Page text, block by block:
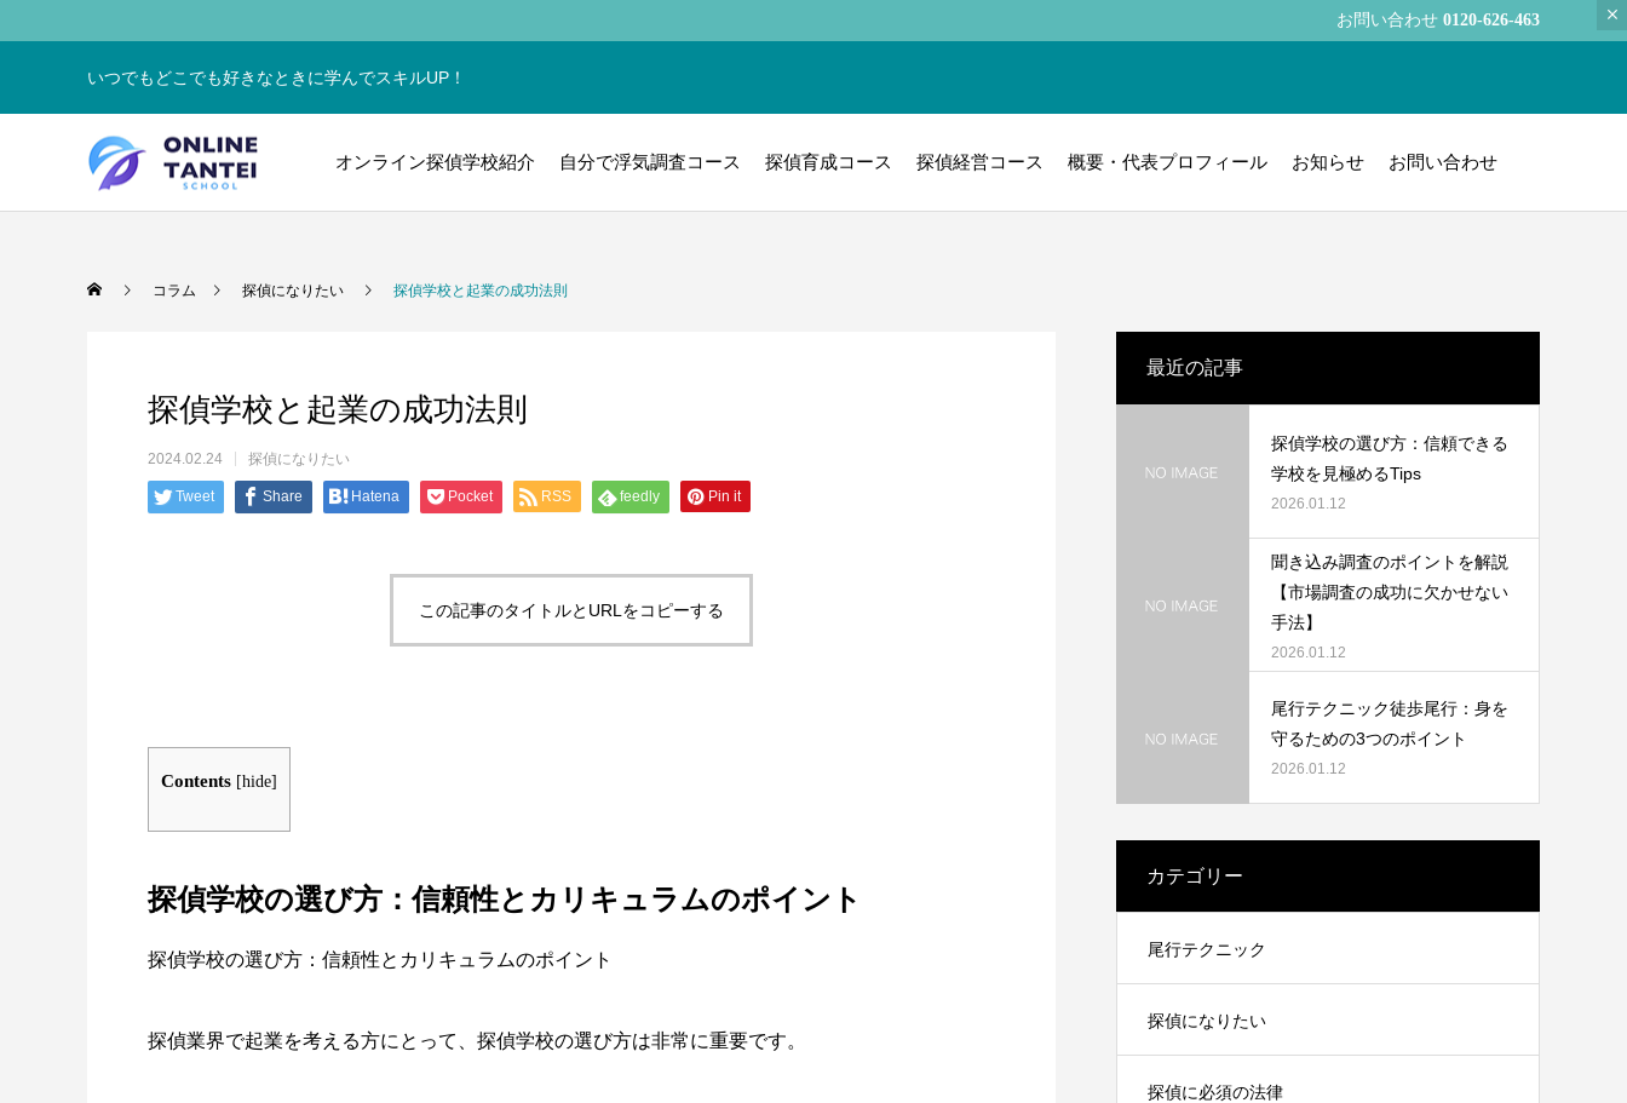
お問い合わせ 0120-626-463
いつでもどこでも好きなときに学んでスキルUP！
オンライン探偵学校紹介 自分で浮気調査コース 探偵育成コース 探偵経営コース 概要・代表プロフィール お知らせ お問い合わせ
コラム 探偵になりたい 探偵学校と起業の成功法則
探偵学校と起業の成功法則
2024.02.24 探偵になりたい
Tweet Share Hatena Pocket RSS feedly Pin it
この記事のタイトルとURLをコピーする
Contents [hide]
探偵学校の選び方：信頼性とカリキュラムのポイント
探偵学校の選び方：信頼性とカリキュラムのポイント
探偵業界で起業を考える方にとって、探偵学校の選び方は非常に重要です。
最近の記事
探偵学校の選び方：信頼できる
学校を見極めるTips
2026.01.12
聞き込み調査のポイントを解説
【市場調査の成功に欠かせない
手法】
2026.01.12
尾行テクニック徒歩尾行：身を
守るための3つのポイント
2026.01.12
カテゴリー
尾行テクニック
探偵になりたい
探偵に必須の法律